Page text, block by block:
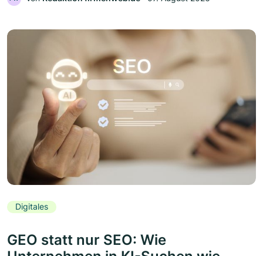
Digitales
GEO statt nur SEO: Wie